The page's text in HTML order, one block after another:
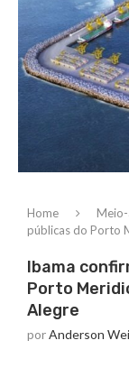
Home
públicas do Porto
Ibama
Porto
Alegre
porAnderson